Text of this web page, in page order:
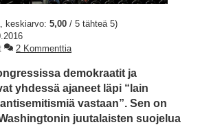
keskiarvo: 5,00 / 5 tähteä 5)
2 Kommenttia
demokraatit ja
yhdessä ajaneet läpi “lain
vastaan”. Sen on
juutalaisten suojelua